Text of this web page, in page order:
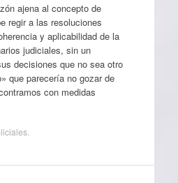
ajena al concepto de
regir a las resoluciones
y aplicabilidad de la
judiciales, sin un
decisiones que no sea otro
que parecería no gozar de
con medidas
.